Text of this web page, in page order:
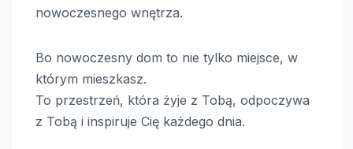
nowoczesnego wnętrza.
Bo nowoczesny dom to nie tylko miejsce, w
którym mieszkasz.
To przestrzeń, która żyje z Tobą, odpoczywa
z Tobą i inspiruje Cię każdego dnia.